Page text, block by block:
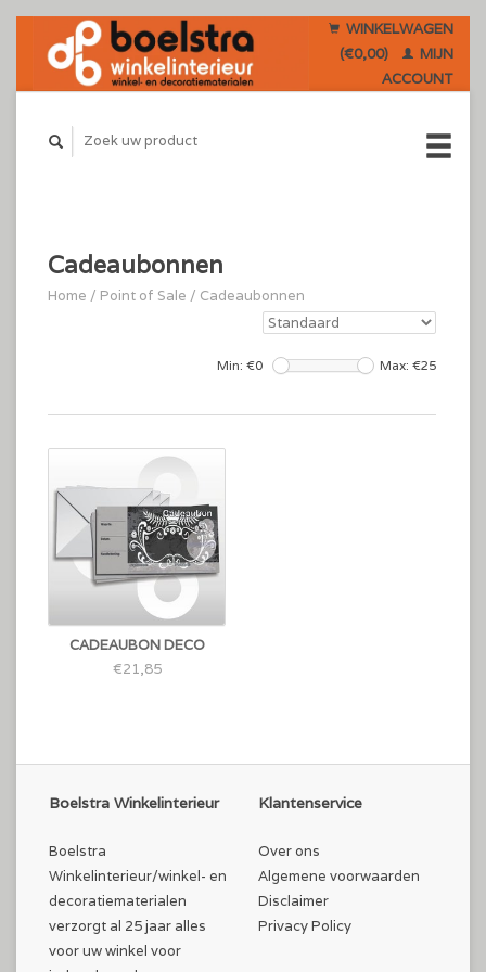
WINKELWAGEN
(€0,00)
MIJN
ACCOUNT
Cadeaubonnen
Home / Point of Sale / Cadeaubonnen
Min: €0 Max: €25
CADEAUBON DECO
€21,85
Boelstra Winkelinterieur
Boelstra
Winkelinterieur/winkel- en
decoratiematerialen
verzorgt al 25 jaar alles
voor uw winkel voor
Klantenservice
Over ons
Algemene voorwaarden
Disclaimer
Privacy Policy